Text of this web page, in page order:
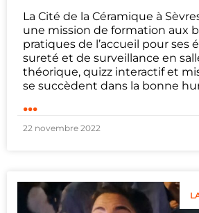
La Cité de la Céramique à
une mission de formation aux
pratiques de l’accueil pour ses
sureté et de surveillance en
théorique, quizz interactif et
se succèdent dans la bonne
...
22 novembre 2022